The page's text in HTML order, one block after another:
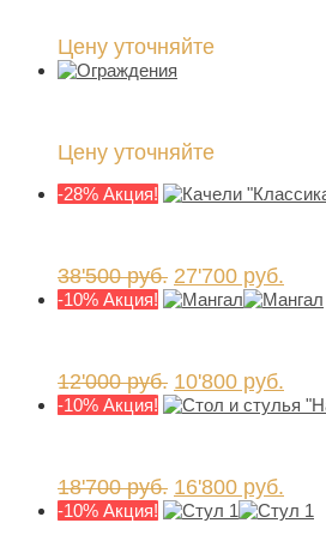
Цену уточняйте
Цену уточняйте
-28% Акция!
38'500руб. 27'700 руб.
-10% Акция!
12'000руб. 10'800 руб.
-10% Акция!
18'700руб. 16'800 руб.
-10% Акция!